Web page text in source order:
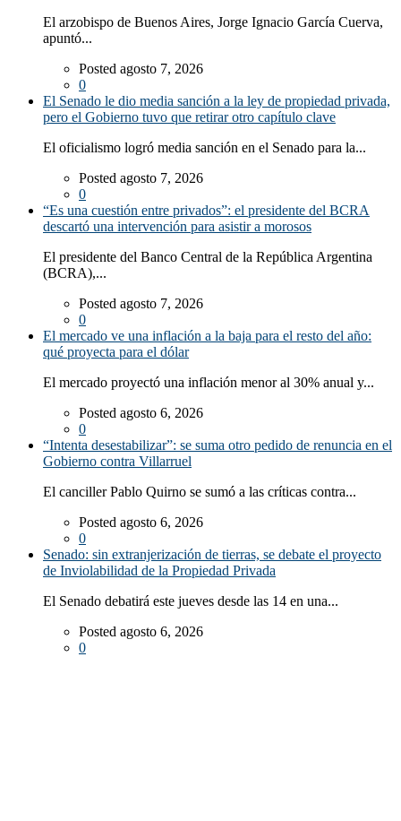
El arzobispo de Buenos Aires, Jorge Ignacio García Cuerva,
apuntó...
Posted agosto 7, 2026
0
El Senado le dio media sanción a la ley de propiedad privada,
pero el Gobierno tuvo que retirar otro capítulo clave
El oficialismo logró media sanción en el Senado para la...
Posted agosto 7, 2026
0
“Es una cuestión entre privados”: el presidente del BCRA
descartó una intervención para asistir a morosos
El presidente del Banco Central de la República Argentina
(BCRA),...
Posted agosto 7, 2026
0
El mercado ve una inflación a la baja para el resto del año:
qué proyecta para el dólar
El mercado proyectó una inflación menor al 30% anual y...
Posted agosto 6, 2026
0
“Intenta desestabilizar”: se suma otro pedido de renuncia en el
Gobierno contra Villarruel
El canciller Pablo Quirno se sumó a las críticas contra...
Posted agosto 6, 2026
0
Senado: sin extranjerización de tierras, se debate el proyecto
de Inviolabilidad de la Propiedad Privada
El Senado debatirá este jueves desde las 14 en una...
Posted agosto 6, 2026
0